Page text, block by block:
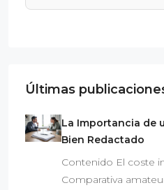
Últimas
La Importancia de
Bien Redactado
Contenido El coste
Comparativa